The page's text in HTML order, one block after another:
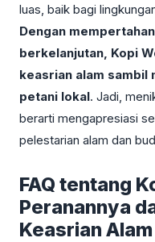
luas, baik bagi
Dengan
berkelanjutan, Kopi
keasrian alam sambil
petani lokal. Jadi,
berarti mengapresiasi
pelestarian alam dan
FAQ tentang
Peranannya
Keasrian Alam